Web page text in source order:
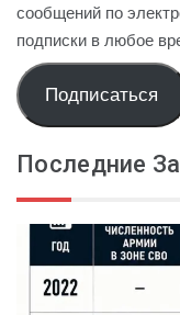
сообщений по
подписки в любое
Подписаться
Последние